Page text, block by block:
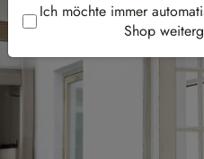
Ich möchte immer
Shop